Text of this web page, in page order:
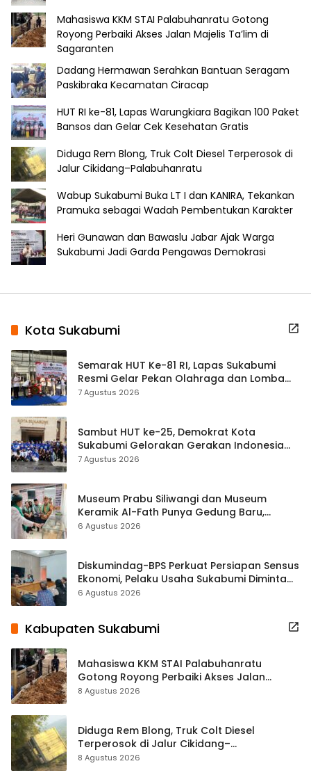
Mahasiswa KKM STAI Palabuhanratu Gotong
Royong Perbaiki Akses Jalan Majelis Ta’lim di
Sagaranten
Dadang Hermawan Serahkan Bantuan Seragam
Paskibraka Kecamatan Ciracap
HUT RI ke-81, Lapas Warungkiara Bagikan 100 Paket
Bansos dan Gelar Cek Kesehatan Gratis
Diduga Rem Blong, Truk Colt Diesel Terperosok di
Jalur Cikidang–Palabuhanratu
Wabup Sukabumi Buka LT I dan KANIRA, Tekankan
Pramuka sebagai Wadah Pembentukan Karakter
Heri Gunawan dan Bawaslu Jabar Ajak Warga
Sukabumi Jadi Garda Pengawas Demokrasi
Kota Sukabumi
Semarak HUT Ke-81 RI, Lapas Sukabumi
Resmi Gelar Pekan Olahraga dan Lomba
Tradisional
7 Agustus 2026
Sambut HUT ke-25, Demokrat Kota
Sukabumi Gelorakan Gerakan Indonesia
ASRI Lewat Aksi Bersih Masjid Agung
7 Agustus 2026
Museum Prabu Siliwangi dan Museum
Keramik Al-Fath Punya Gedung Baru,
Hampir 500 Koleksi Dipisahkan
6 Agustus 2026
Diskumindag-BPS Perkuat Persiapan Sensus
Ekonomi, Pelaku Usaha Sukabumi Diminta
Terbuka Beri Data
6 Agustus 2026
Kabupaten Sukabumi
Mahasiswa KKM STAI Palabuhanratu
Gotong Royong Perbaiki Akses Jalan
Majelis Ta’lim di Sagaranten
8 Agustus 2026
Diduga Rem Blong, Truk Colt Diesel
Terperosok di Jalur Cikidang–
Palabuhanratu
8 Agustus 2026